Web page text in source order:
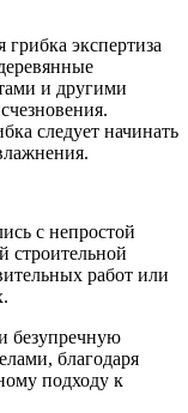
грибка экспертиза
и другими
следует начинать
с непростой
строительной
работ или
безупречную
благодаря
подходу к